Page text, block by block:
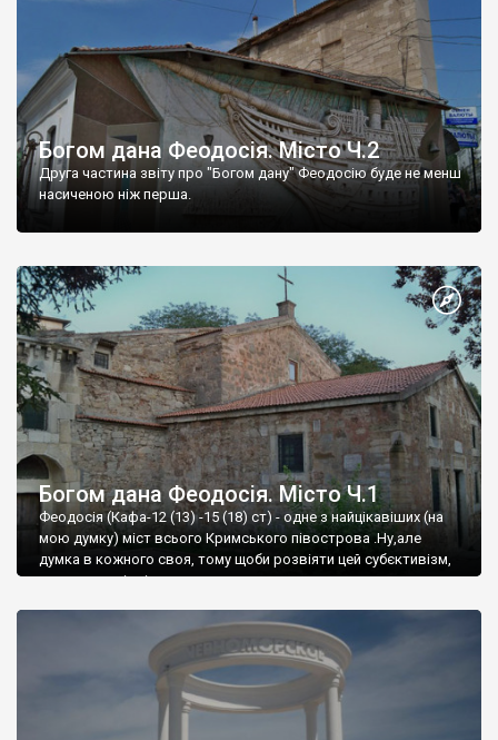
Богом дана Феодосія. Місто Ч.2
Друга частина звіту про "Богом дану" Феодосію буде не менш
насиченою ніж перша.
Богом дана Феодосія. Місто Ч.1
Феодосія (Кафа-12 (13) -15 (18) ст) - одне з найцікавіших (на
мою думку) міст всього Кримського півострова .Ну,але
думка в кожного своя, тому щоби розвіяти цей субєктивізм,
запрошую відвідати це